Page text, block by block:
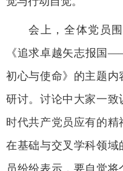
会上，全体党员
《追求卓越矢志报国
初心与使命》的主题
研讨。 讨论中大家一致
时代共产党员应有的
在基础与交叉学科领